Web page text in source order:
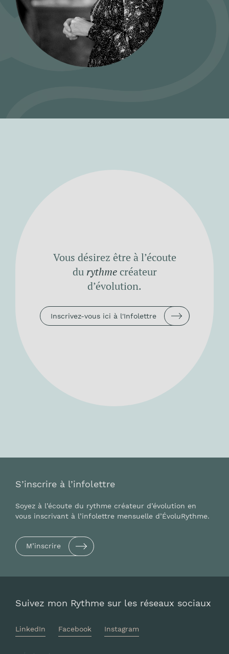
Vous désirez être à l’écoute
du rythmecréateur
d’évolution.
Inscrivez-vous ici à l'Infolettre
S’inscrire à l’infolettre
Soyez à l’écoute du rythme créateur d’évolution en
vous inscrivant à l’infolettre mensuelle d’ÉvoluRythme.
M’inscrire
Suivez mon Rythme sur les réseaux sociaux
LinkedIn Facebook Instagram